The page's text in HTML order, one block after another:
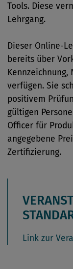
Tools. Diese
Lehrgang.
Dieser Online-
bereits über
verfügen. Sie
positivem
gültigen
Officer für
angegebene
Zertifizierung.
Link zur